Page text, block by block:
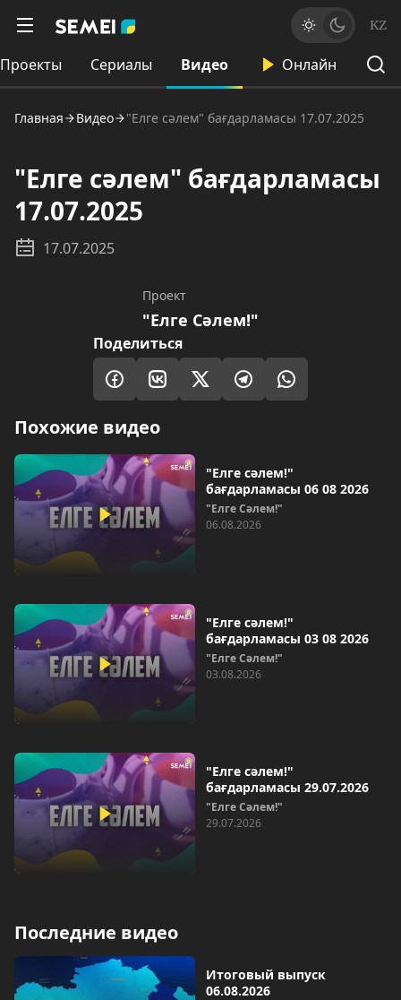
KZ
Проекты Сериалы Видео Онлайн
Главная Видео "Елге сәлем" бағдарламасы 17.07.2025
"Елге сәлем" бағдарламасы
17.07.2025
17.07.2025
Проект
"Елге Сәлем!"
Поделиться
Похожие видео
"Елге сәлем!"
бағдарламасы 06 08 2026
"Елге Сәлем!"
06.08.2026
"Елге сәлем!"
бағдарламасы 03 08 2026
"Елге Сәлем!"
03.08.2026
"Елге сәлем!"
бағдарламасы 29.07.2026
"Елге Сәлем!"
29.07.2026
Последние видео
Итоговый выпуск
06.08.2026